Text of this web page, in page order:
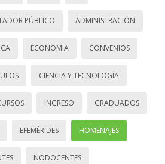
PÚBLICO ADMINISTRACIÓN
ECONOMÍA CONVENIOS
CIENCIA Y TECNOLOGÍA
INGRESO GRADUADOS
EFEMÉRIDES HOMENAJES
NODOCENTES